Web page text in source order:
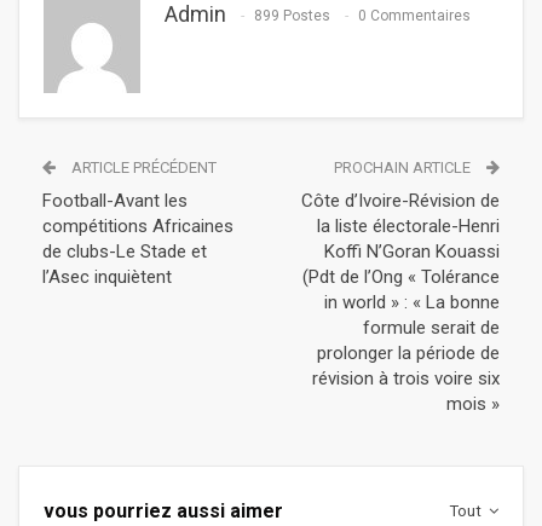
Admin 899 Postes 0 Commentaires
ARTICLE PRÉCÉDENT
Football-Avant les
compétitions Africaines
de clubs-Le Stade et
l’Asec inquiètent
PROCHAIN ARTICLE
Côte d’Ivoire-Révision de
la liste électorale-Henri
Koffi N’Goran Kouassi
(Pdt de l’Ong « Tolérance
in world » : « La bonne
formule serait de
prolonger la période de
révision à trois voire six
mois »
Tout
vous pourriez aussi aimer